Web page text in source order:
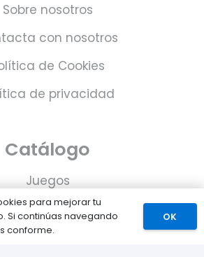
Sobre nosotros
con nosotros
de Cookies
de privacidad
Catálogo
Juegos
Consolas
para tu PS5
para mejorar tu
Si continúas navegando
conforme.
OK